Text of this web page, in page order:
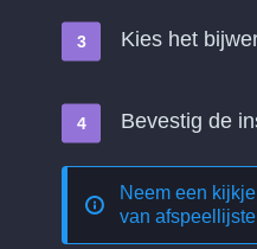
Kies het
Bevestig de
Neem een
van